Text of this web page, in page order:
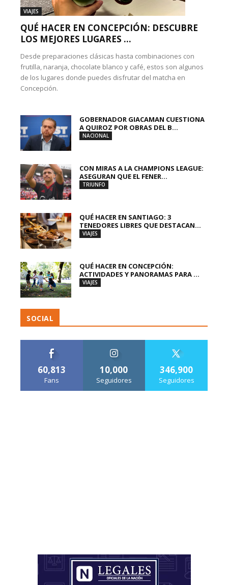
VIAJES
QUÉ HACER EN CONCEPCIÓN: DESCUBRE
LOS MEJORES LUGARES ...
Desde preparaciones clásicas hasta combinaciones con
frutilla, naranja, chocolate blanco y café, estos son algunos
de los lugares donde puedes disfrutar del matcha en
Concepción.
GOBERNADOR GIACAMAN CUESTIONA
A QUIROZ POR OBRAS DEL B...
NACIONAL
CON MIRAS A LA CHAMPIONS LEAGUE:
ASEGURAN QUE EL FENER...
TRIUNFO
QUÉ HACER EN SANTIAGO: 3
TENEDORES LIBRES QUE DESTACAN...
VIAJES
QUÉ HACER EN CONCEPCIÓN:
ACTIVIDADES Y PANORAMAS PARA ...
VIAJES
SOCIAL
60,813
Fans
10,000
Seguidores
346,900
Seguidores